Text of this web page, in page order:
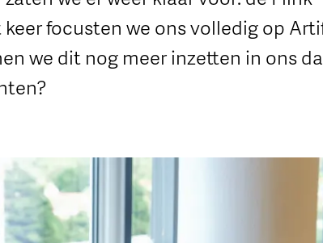
focusten we ons volledig op
we dit nog meer inzetten in ons